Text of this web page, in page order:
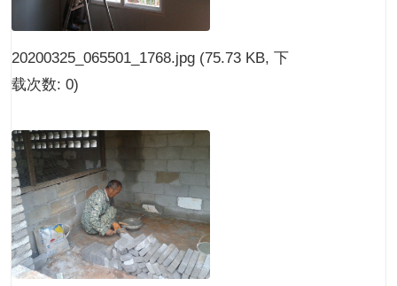
20200325_065501_1768.jpg (75.73 KB, 下
载次数: 0)